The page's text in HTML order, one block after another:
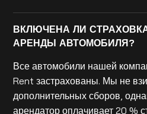
ВКЛЮЧЕНА ЛИ
АРЕНДЫ АВТОМОБИЛЯ?
Все автомобили нашей
Rent застрахованы. Мы не
дополнительных сборов,
арендатор оплачивает 20 %